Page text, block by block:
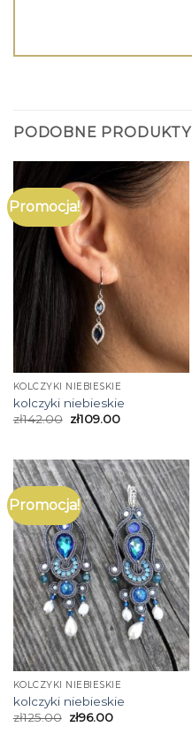
PODOBNE PRODUKTY
Promocja!
KOLCZYKI NIEBIESKIE
kolczyki niebieskie
zł142.00 zł109.00
Promocja!
KOLCZYKI NIEBIESKIE
kolczyki niebieskie
zł125.00 zł96.00